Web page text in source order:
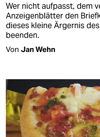
Wer nicht aufpasst, dem
Anzeigenblätter den
dieses kleine Ärgernis
beenden.
Von Jan Wehn